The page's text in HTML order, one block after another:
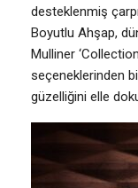
desteklenmiş
Boyutlu Ahşap,
Mulliner
seçeneklerinden
güzelliğini elle